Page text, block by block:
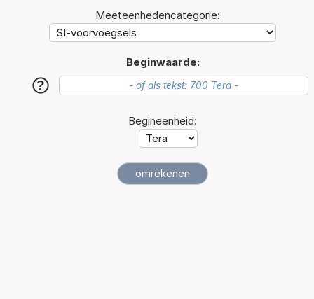
Meeteenhedencategorie:
Beginwaarde:
?
Begineenheid: